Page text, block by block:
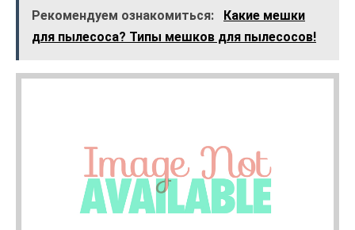
Рекомендуем ознакомиться:
Какие мешки
для пылесоса? Типы мешков для пылесосов!